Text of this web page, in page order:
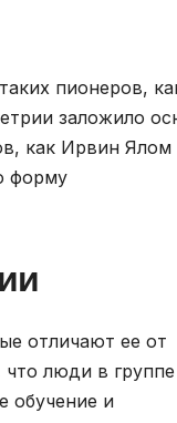
пионеров,
заложило
как Ирвин Ялом
форму
отличают ее от
что люди в группе
обучение и